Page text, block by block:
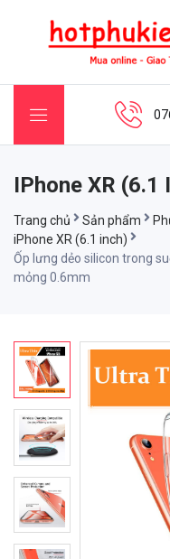
IPhone XR (6.1
Trang chủ Sản phẩm
iPhone XR (6.1 inch)
Ốp lưng dẻo silicon trong
mỏng 0.6mm